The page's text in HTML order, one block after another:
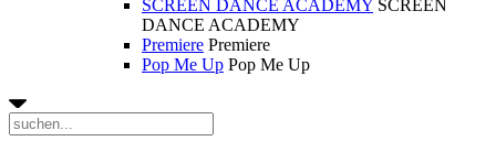
SCREEN DANCE ACADEMY SCREEN
DANCE ACADEMY
Premiere Premiere
Pop Me Up Pop Me Up